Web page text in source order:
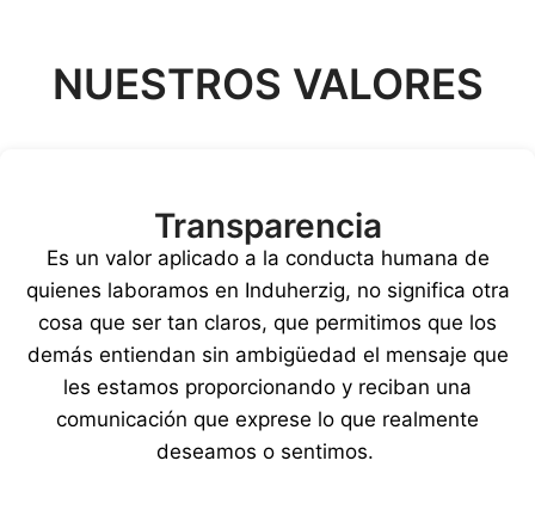
NUESTROS VALORES
Transparencia
Es un valor aplicado a la conducta humana de
quienes laboramos en Induherzig, no significa otra
cosa que ser tan claros, que permitimos que los
demás entiendan sin ambigüedad el mensaje que
les estamos proporcionando y reciban una
comunicación que exprese lo que realmente
deseamos o sentimos.